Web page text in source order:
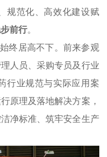
规范化、高效化建设赋
前行。
终居高不下。前来参观
人员、采购专员及行业
行业规范与实际应用案
原理及落地解决方案，
净标准、筑牢安全生产